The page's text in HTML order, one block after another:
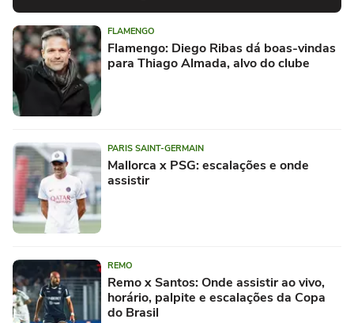
FLAMENGO
Flamengo: Diego Ribas dá boas-vindas
para Thiago Almada, alvo do clube
PARIS SAINT-GERMAIN
Mallorca x PSG: escalações e onde
assistir
REMO
Remo x Santos: Onde assistir ao vivo,
horário, palpite e escalações da Copa
do Brasil